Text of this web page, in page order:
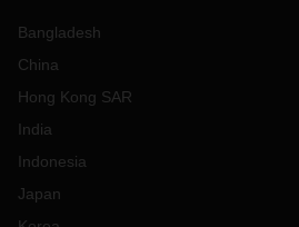
Bangladesh
China
Hong Kong SAR
India
Indonesia
Japan